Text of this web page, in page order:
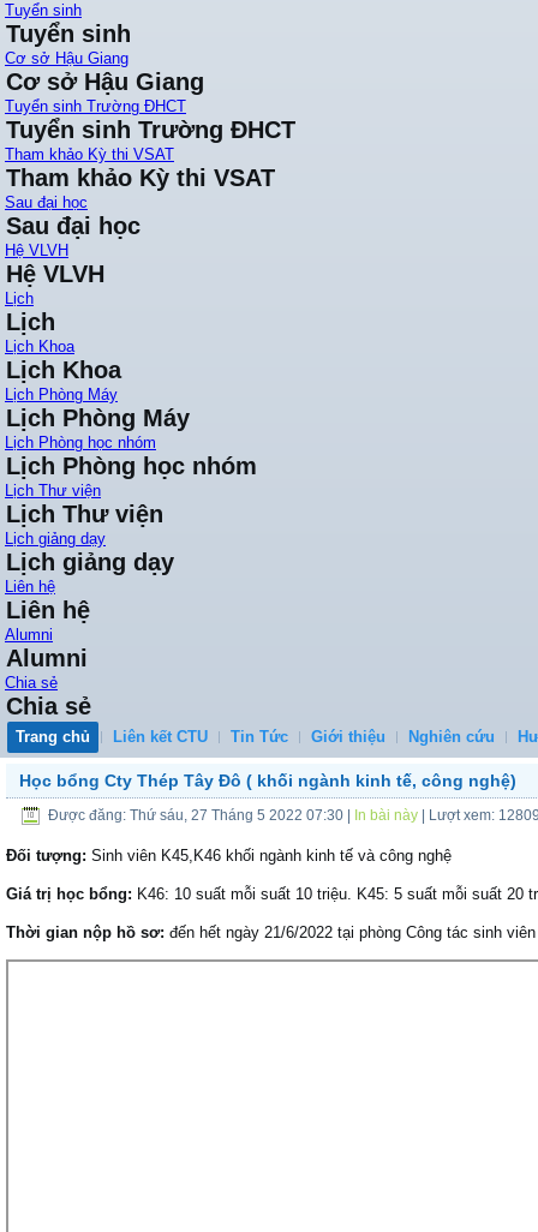
Tuyển sinh
Tuyển sinh
Cơ sở Hậu Giang
Cơ sở Hậu Giang
Tuyển sinh Trường ĐHCT
Tuyển sinh Trường ĐHCT
Tham khảo Kỳ thi VSAT
Tham khảo Kỳ thi VSAT
Sau đại học
Sau đại học
Hệ VLVH
Hệ VLVH
Lịch
Lịch
Lịch Khoa
Lịch Khoa
Lịch Phòng Máy
Lịch Phòng Máy
Lịch Phòng học nhóm
Lịch Phòng học nhóm
Lịch Thư viện
Lịch Thư viện
Lịch giảng dạy
Lịch giảng dạy
Liên hệ
Liên hệ
Alumni
Alumni
Chia sẻ
Chia sẻ
Trang chủ Liên kết CTU Tin Tức Giới thiệu Nghiên cứu
Học bổng Cty Thép Tây Đô ( khối ngành kinh tế, công nghệ)
Được đăng: Thứ sáu, 27 Tháng 5 2022 07:30 In bài này | Lượt xem:
Đối tượng: Sinh viên K45,K46 khối ngành kinh tế và công nghệ
Giá trị học bổng: K46: 10 suất mỗi suất 10 triệu. K45: 5 suất mỗi suất 20
Thời gian nộp hồ sơ: đến hết ngày 21/6/2022 tại phòng Công tác sinh viên